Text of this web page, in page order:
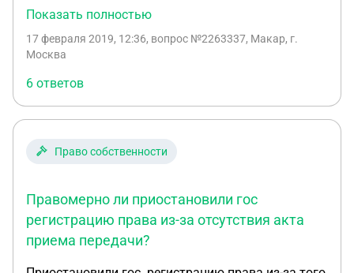
передачи. В июне 2016 г. Зарегистрировал право
продать за 12 млн. Подскажите какой срок
Прошу учесть, что встречаюстся мнения, что срок
владения начинается с даты передачи квартиры
от застройщика (в моем случае) 3 года уже
прошло.
Показать полностью
17 февраля 2019, 12:36, вопрос №2263337, Макар, г.
Москва
6 ответов
Право собственности
Правомерно ли приостановили гос
регистрацию права из-за отсутствия акта
приема передачи?